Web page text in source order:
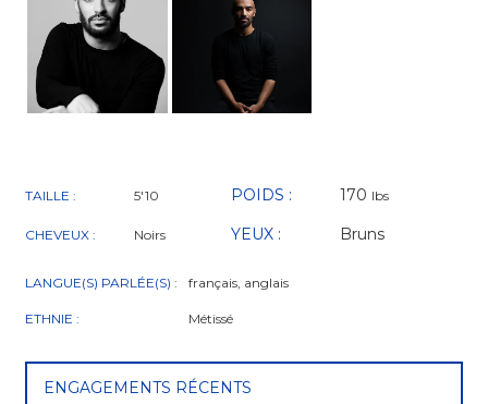
TAILLE : 5'10 POIDS : 170 lbs
CHEVEUX : Noirs YEUX : Bruns
LANGUE(S) PARLÉE(S) : français, anglais
ETHNIE : Métissé
ENGAGEMENTS RÉCENTS